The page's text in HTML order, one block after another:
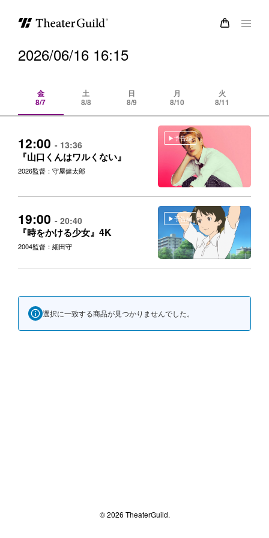
2026/06/16 16:15
金
8/7
土
8/8
日
8/9
月
8/10
火
8/11
予告編
12:00 - 13:36
『山口くんはワルくない』
2026監督：守屋健太郎
予告編
19:00 - 20:40
『時をかける少女』 4K
2004監督：細田守
選択に一致する商品が見つかりませんでした。
© 2026 TheaterGuild.